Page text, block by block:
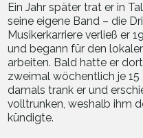
Ein Jahr später trat er in
seine eigene Band – die
Musikerkarriere verließ er
und begann für den
arbeiten. Bald hatte er
zweimal wöchentlich je
damals trank er und
volltrunken, weshalb ihm
kündigte.